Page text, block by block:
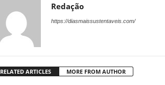
Redação
https://diasmaissustentaveis.com/
RELATED ARTICLES MORE FROM AUTHOR